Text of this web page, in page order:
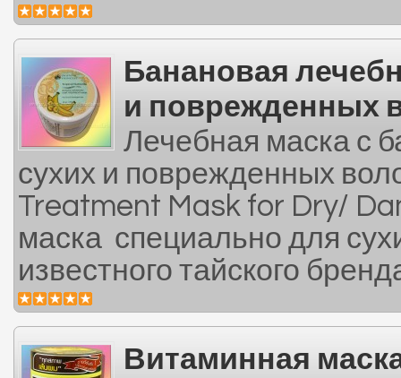
Банановая
и поврежденных
Лечебная маска с
сухих и поврежденных
Treatment Mask for Dry/
маска специально для
известного тайского
Витаминная